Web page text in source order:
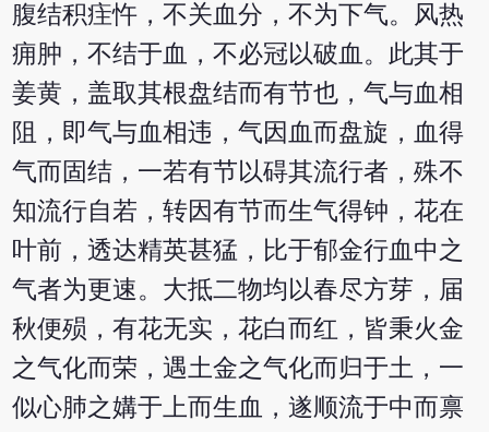
腹结积疰忤，不关血分，不为下气。风热
痈肿，不结于血，不必冠以破血。此其于
姜黄，盖取其根盘结而有节也，气与血相
阻，即气与血相违，气因血而盘旋，血得
气而固结，一若有节以碍其流行者，殊不
知流行自若，转因有节而生气得钟，花在
叶前，透达精英甚猛，比于郁金行血中之
气者为更速。大抵二物均以春尽方芽，届
秋便殒，有花无实，花白而红，皆秉火金
之气化而荣，遇土金之气化而归于土，一
似心肺之媾于上而生血，遂顺流于中而禀